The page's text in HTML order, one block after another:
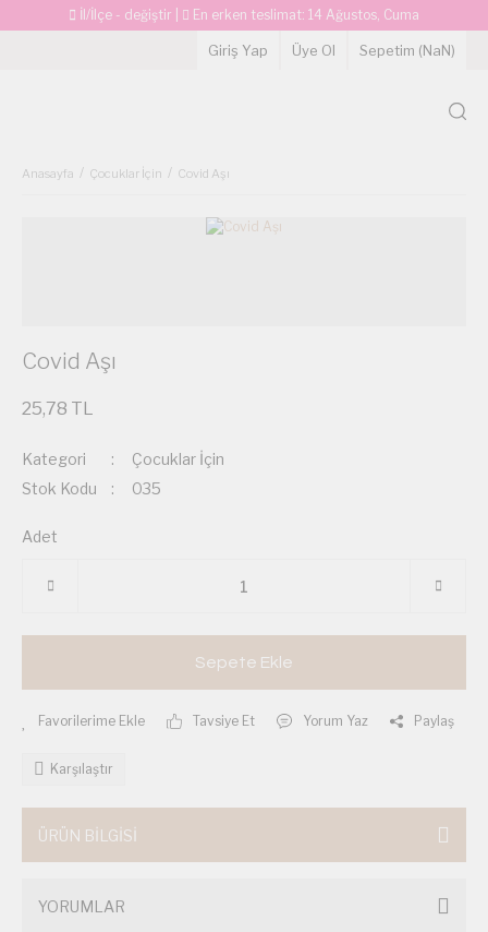
İl/İlçe - değiştir En erken teslimat: 14 Ağustos, Cuma
Giriş Yap Üye Ol Sepetim (NaN)
Anasayfa Çocuklar İçin Covid Aşı
Covid Aşı
25,78 TL
Kategori
Çocuklar İçin
Stok Kodu
035
Adet
Sepete Ekle
Tavsiye Et Yorum Yaz Paylaş
Karşılaştır
ÜRÜN BİLGİSİ
YORUMLAR